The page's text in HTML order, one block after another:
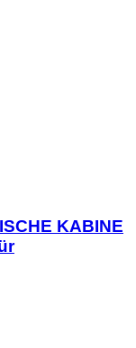
KABINE